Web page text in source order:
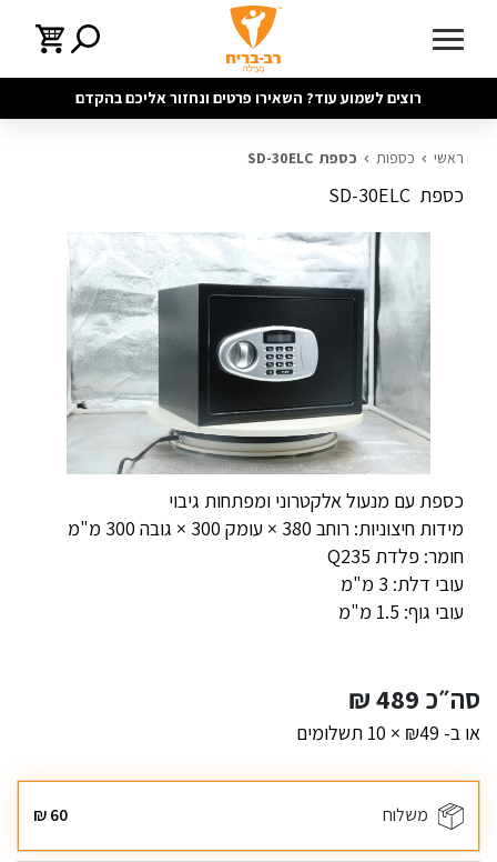
רוצים לשמוע עוד? השאירו פרטים ונחזור אליכם בהקדם
ראשי כספות כספת SD-30ELC
כספת SD-30ELC
כספת עם מנעול אלקטרוני ומפתחות גיבוי
מידות חיצוניות: רוחב 380 × עומק 300 × גובה 300 מ"מ
חומר: פלדת Q235
עובי דלת: 3 מ"מ
עובי גוף: 1.5 מ"מ
₪489 סה״כ
או ב- ₪49 × 10 תשלומים
משלוח ₪60